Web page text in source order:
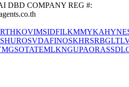
DBD COMPANY REG #:
THKOVIMSIDFILKMMYKAHYNE
HUROSVDAFINOSKHRSRBGLT
MGSOTATEMLKNGUPAORASSD